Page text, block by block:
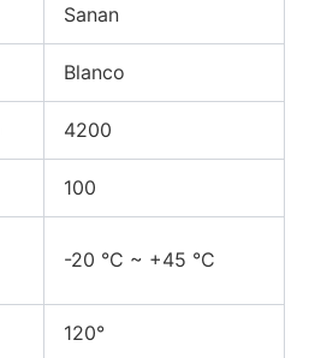
Sanan
Blanco
4200
100
-20 °C ~ +45 °C
120°